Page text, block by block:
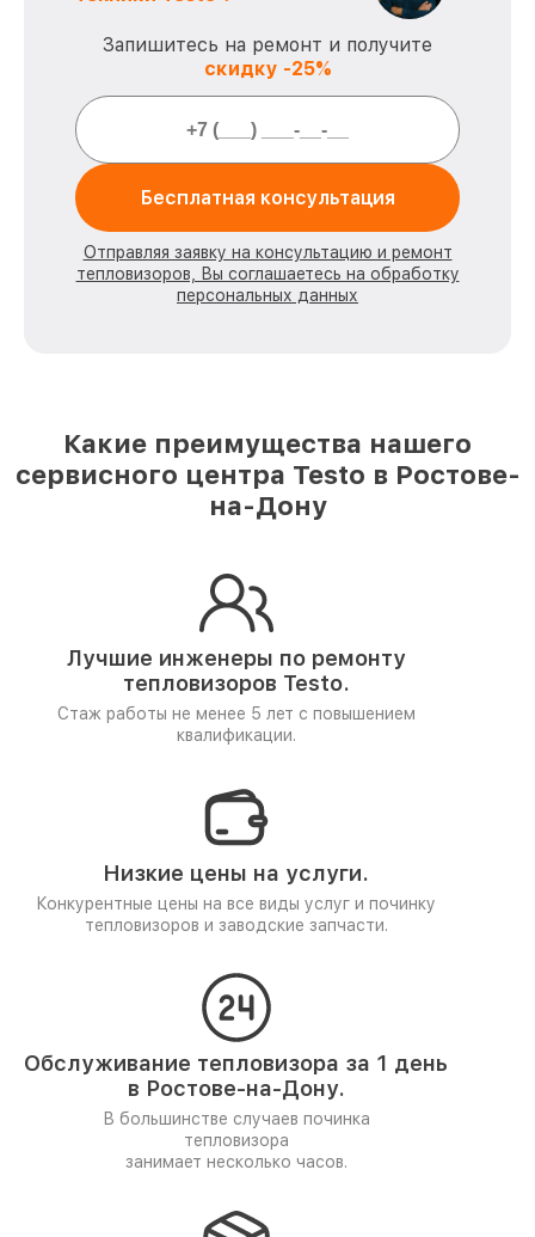
Запишитесь на ремонт и получите
скидку -25%
Бесплатная консультация
Отправляя заявку на консультацию и ремонт
тепловизоров, Вы соглашаетесь на обработку
персональных данных
Какие преимущества нашего
сервисного центра Testo в Ростове-
на-Дону
Лучшие инженеры по ремонту
тепловизоров Testo.
Стаж работы не менее 5 лет с повышением
квалификации.
Низкие цены на услуги.
Конкурентные цены на все виды услуг и починку
тепловизоров и заводские запчасти.
Обслуживание тепловизора за 1 день
в Ростове-на-Дону.
В большинстве случаев починка
тепловизора
занимает несколько часов.